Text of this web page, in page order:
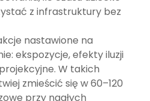
z infrastruktury bez
nastawione na
ekspozycje, efekty iluzji
W takich
zmieścić się w 60–120
przy nagłych